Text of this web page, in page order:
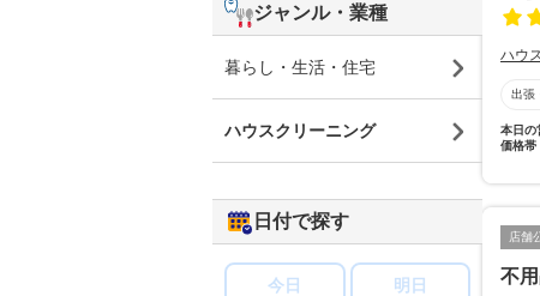
ハウ
出張
本日の
価格帯
店舗
不
ジャンル・業種
暮らし・生活・住宅
ハウスクリーニング
日付で探す
今日 明日